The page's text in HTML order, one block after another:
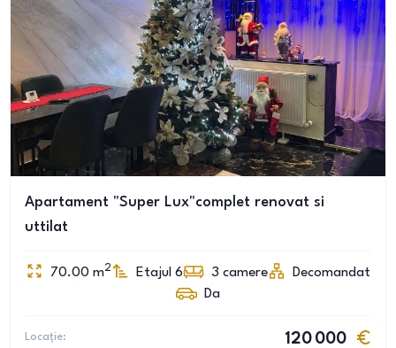
Apartament "Super Lux"complet renovat si
uttilat
70.00 m2 Etajul 6 3 camere
Decomandat
Da
Locație:
120 000